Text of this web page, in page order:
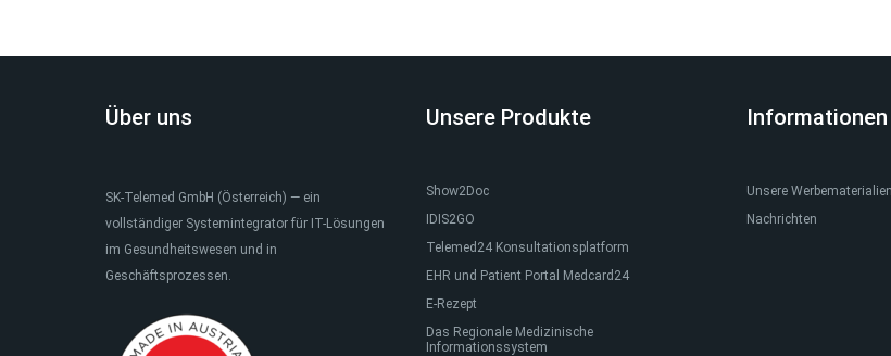
Über uns
SK-Telemed GmbH (Österreich) — ein
vollständiger Systemintegrator für IT-Lösungen
im Gesundheitswesen und in
Geschäftsprozessen.
Unsere Produkte
Show2Doc
IDIS2GO
Telemed24 Konsultationsplatform
EHR und Patient Portal Medcard24
E-Rezept
Das Regionale Medizinische
Informationssystem
Informationen
Unsere Werbematerialien
Nachrichten